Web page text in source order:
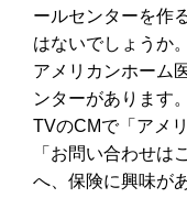
ールセンターを作
はないでしょうか。
アメリカンホーム
ンターがあります。
TVのCMで「アメ
「お問い合わせは
へ、保険に興味が